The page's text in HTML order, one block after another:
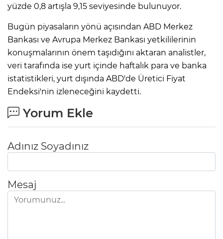
yüzde 0,8 artışla 9,15 seviyesinde bulunuyor.
Bugün piyasaların yönü açısından ABD Merkez
Bankası ve Avrupa Merkez Bankası yetkililerinin
konuşmalarının önem taşıdığını aktaran analistler,
veri tarafında ise yurt içinde haftalık para ve banka
istatistikleri, yurt dışında ABD'de Üretici Fiyat
Endeksi'nin izleneceğini kaydetti.
Yorum Ekle
Adınız Soyadınız
Mesaj